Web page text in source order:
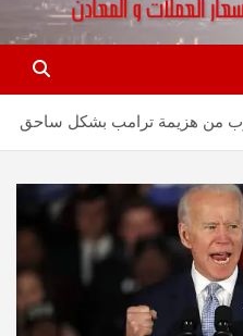
اسواق المال و العملات
من هزيمة ترامب بشكل ساحق